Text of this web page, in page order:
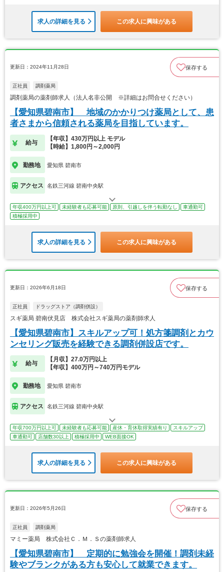
求人の詳細を見る この求人に興味がある
更新日：2024年11月28日 保存する
正社員 調剤薬局
調剤薬局の薬剤師求人（法人名非公開 ※詳細はお問合せください）
【愛知県碧南市】 地域のかかりつけ薬局として、患
者さまから信頼される薬局を目指しています。
給与
【年収】430万円以上 モデル
【時給】1,800円～2,000円
勤務地 愛知県 碧南市
アクセス 名鉄三河線 碧南中央駅
年収400万円以上可 未経験者も応募可能 原則、引越しを伴う転勤なし
車通勤可
積極採用中
求人の詳細を見る この求人に興味がある
更新日：2026年6月18日 保存する
正社員 ドラッグストア（調剤併設）
スギ薬局 碧南伏見店 株式会社スギ薬局の薬剤師求人
【愛知県碧南市】スキルアップ可！処方箋調剤とカウ
ンセリング販売を経験できる調剤併設店です。
給与
【月収】27.0万円以上
【年収】400万円～740万円モデル
勤務地 愛知県 碧南市
アクセス 名鉄三河線 碧南中央駅
年収700万円以上可 未経験者も応募可能 産休・育休取得実績有り
スキルアップ
車通勤可
店舗数30以上 積極採用中 WEB面接OK
求人の詳細を見る この求人に興味がある
更新日：2026年5月26日 保存する
正社員 調剤薬局
マミー薬局 株式会社Ｃ．Ｍ．Ｓの薬剤師求人
【愛知県碧南市】 定期的に勉強会を開催！調剤未経
験やブランクがある方も安心して就業できます。